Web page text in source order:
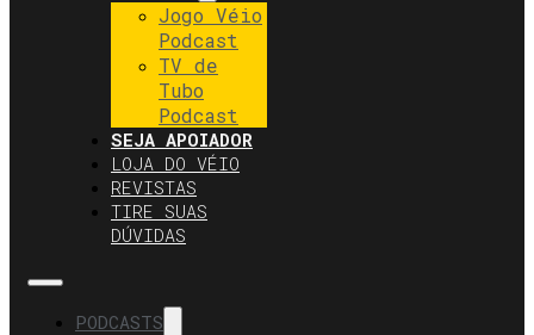
Jogo Véio
Podcast
TV de
Tubo
Podcast
SEJA APOIADOR
LOJA DO VÉIO
REVISTAS
TIRE SUAS
DÚVIDAS
PODCASTS